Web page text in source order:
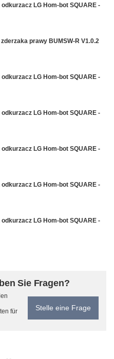
LG Hom-bot SQUARE -
prawy BUMSW-R V1.0.2
LG Hom-bot SQUARE -
LG Hom-bot SQUARE -
LG Hom-bot SQUARE -
LG Hom-bot SQUARE -
LG Hom-bot SQUARE -
Sie Fragen?
für
Stelle eine Frage